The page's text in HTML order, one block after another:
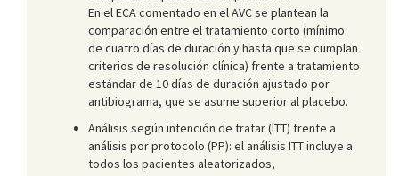
En el ECA comentado en el AVC se plantean la
comparación entre el tratamiento corto (mínimo
de cuatro días de duración y hasta que se cumplan
criterios de resolución clínica) frente a tratamiento
estándar de 10 días de duración ajustado por
antibiograma, que se asume superior al placebo.
Análisis según intención de tratar (ITT) frente a
análisis por protocolo (PP): el análisis ITT incluye a
todos los pacientes aleatorizados,